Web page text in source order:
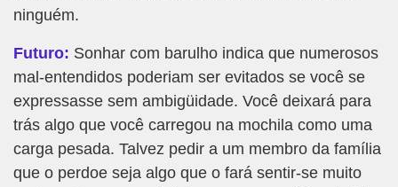
ninguém.
Futuro: Sonhar com barulho indica que numerosos
mal-entendidos poderiam ser evitados se você se
expressasse sem ambigüidade. Você deixará para
trás algo que você carregou na mochila como uma
carga pesada. Talvez pedir a um membro da família
que o perdoe seja algo que o fará sentir-se muito